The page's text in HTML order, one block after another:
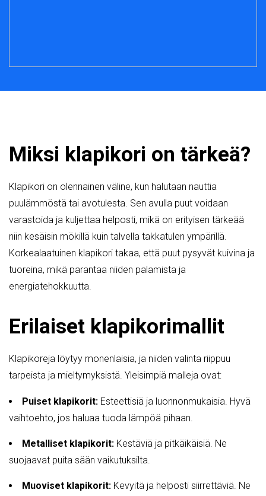
Miksi klapikori on tärkeä?
Klapikori on olennainen väline, kun halutaan nauttia
puulämmöstä tai avotulesta. Sen avulla puut voidaan
varastoida ja kuljettaa helposti, mikä on erityisen tärkeää
niin kesäisin mökillä kuin talvella takkatulen ympärillä.
Korkealaatuinen klapikori takaa, että puut pysyvät kuivina ja
tuoreina, mikä parantaa niiden palamista ja
energiatehokkuutta.
Erilaiset klapikorimallit
Klapikoreja löytyy monenlaisia, ja niiden valinta riippuu
tarpeista ja mieltymyksistä. Yleisimpiä malleja ovat:
Puiset klapikorit: Esteettisiä ja luonnonmukaisia. Hyvä
vaihtoehto, jos haluaa tuoda lämpöä pihaan.
Metalliset klapikorit: Kestäviä ja pitkäikäisiä. Ne
suojaavat puita sään vaikutuksilta.
Muoviset klapikorit: Kevyitä ja helposti siirrettäviä. Ne